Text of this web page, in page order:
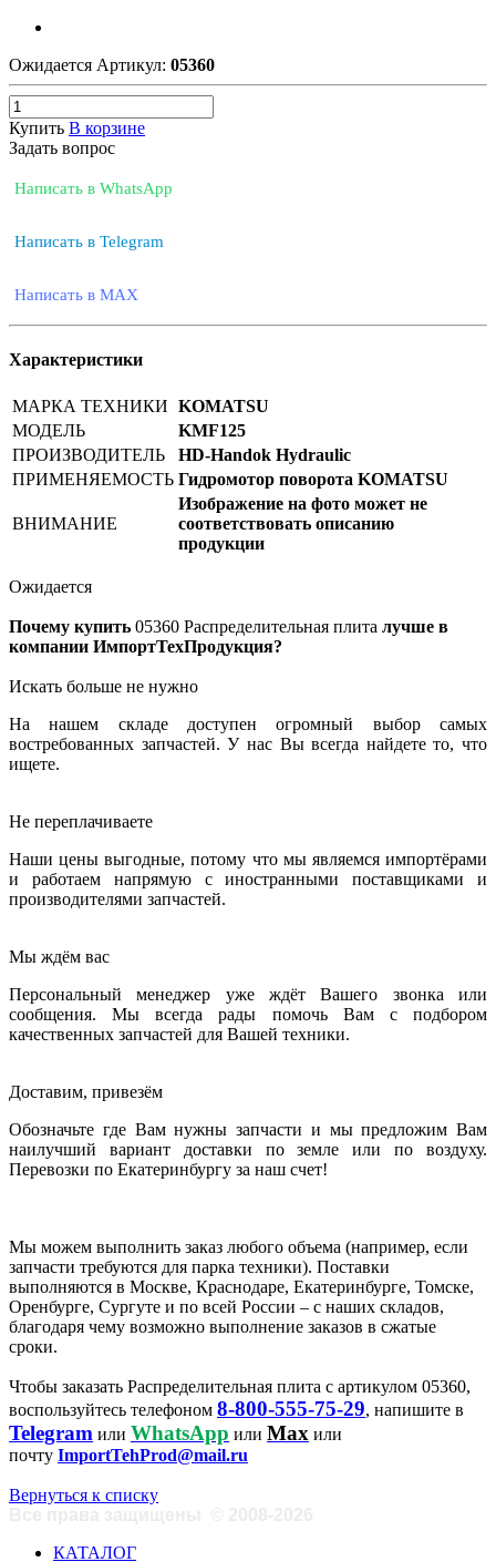
Ожидается Артикул: 05360
Купить В корзине
Задать вопрос
Написать в WhatsApp
Написать в Telegram
Написать в MAX
Характеристики
МАРКА ТЕХНИКИ KOMATSU
МОДЕЛЬ
KMF125
ПРОИЗВОДИТЕЛЬ
HD-Handok Hydraulic
ПРИМЕНЯЕМОСТЬ Гидромотор поворота KOMATSU
ВНИМАНИЕ
Изображение на фото может не
соответствовать описанию
продукции
Ожидается
Почему купить 05360 Распределительная плита лучше в
компании ИмпортТехПродукция?
Искать больше не нужно
На нашем складе доступен огромный выбор самых
востребованных запчастей. У нас Вы всегда найдете то, что
ищете.
Не переплачиваете
Наши цены выгодные, потому что мы являемся импортёрами
и работаем напрямую с иностранными поставщиками и
производителями запчастей.
Мы ждём вас
Персональный менеджер уже ждёт Вашего звонка или
сообщения. Мы всегда рады помочь Вам с подбором
качественных запчастей для Вашей техники.
Доставим, привезём
Обозначьте где Вам нужны запчасти и мы предложим Вам
наилучший вариант доставки по земле или по воздуху.
Перевозки по Екатеринбургу за наш счет!
Мы можем выполнить заказ любого объема (например, если
запчасти требуются для парка техники). Поставки
выполняются в Москве, Краснодаре, Екатеринбурге, Томске,
Оренбурге, Сургуте и по всей России – с наших складов,
благодаря чему возможно выполнение заказов в сжатые
сроки.
Чтобы заказать Распределительная плита с артикулом 05360,
воспользуйтесь телефоном 8-800-555-75-29, напишите в
Telegram или WhatsApp или Max или
почту ImportTehProd@mail.ru
Вернуться к списку
КАТАЛОГ